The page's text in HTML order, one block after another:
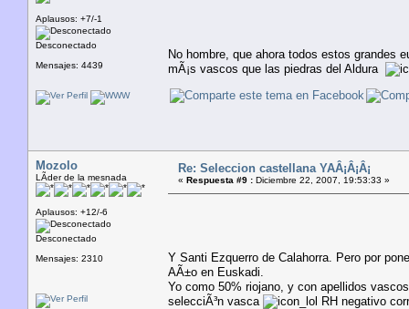
Aplausos: +7/-1
Desconectado
Mensajes: 4439
No hombre, que ahora todos estos grandes
mÃ¡s vascos que las piedras del Aldura
Mozolo
LÃ­der de la mesnada
Aplausos: +12/-6
Desconectado
Mensajes: 2310
Re: Seleccion castellana YAÂ¡Â¡Â¡
« Respuesta #9 : Diciembre 22, 2007, 19:53:33 »
Y Santi Ezquerro de Calahorra. Pero por
AÃ±o en Euskadi.
Yo como 50% riojano, y con apellidos
selecciÃ³n vasca
RH negativo